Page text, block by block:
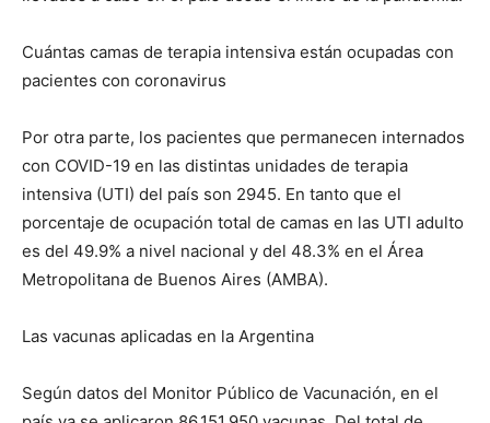
Cuántas camas de terapia intensiva están ocupadas con
pacientes con coronavirus
Por otra parte, los pacientes que permanecen internados
con COVID-19 en las distintas unidades de terapia
intensiva (UTI) del país son 2945. En tanto que el
porcentaje de ocupación total de camas en las UTI adulto
es del 49.9% a nivel nacional y del 48.3% en el Área
Metropolitana de Buenos Aires (AMBA).
Las vacunas aplicadas en la Argentina
Según datos del Monitor Público de Vacunación, en el